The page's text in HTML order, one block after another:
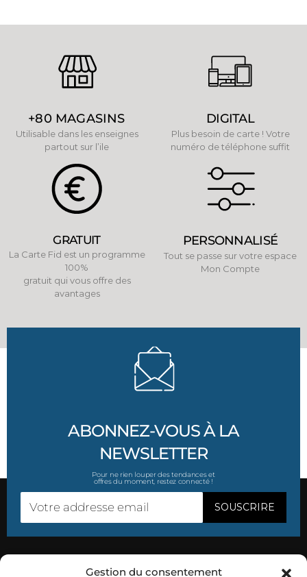
Gestion du consentement
+80 MAGASINS
Utilisable dans les enseignes
partout sur l’ile
DIGITAL
Plus besoin de carte ! Votre
numéro de téléphone suffit
GRATUIT
La Carte Fid est un programme
100%
gratuit qui vous offre des
avantages
PERSONNALISÉ
Tout se passe sur votre espace
Mon Compte
ABONNEZ-VOUS À LA
NEWSLETTER
Pour ne rien louper des tendances et
offres du moment, restez connecté !